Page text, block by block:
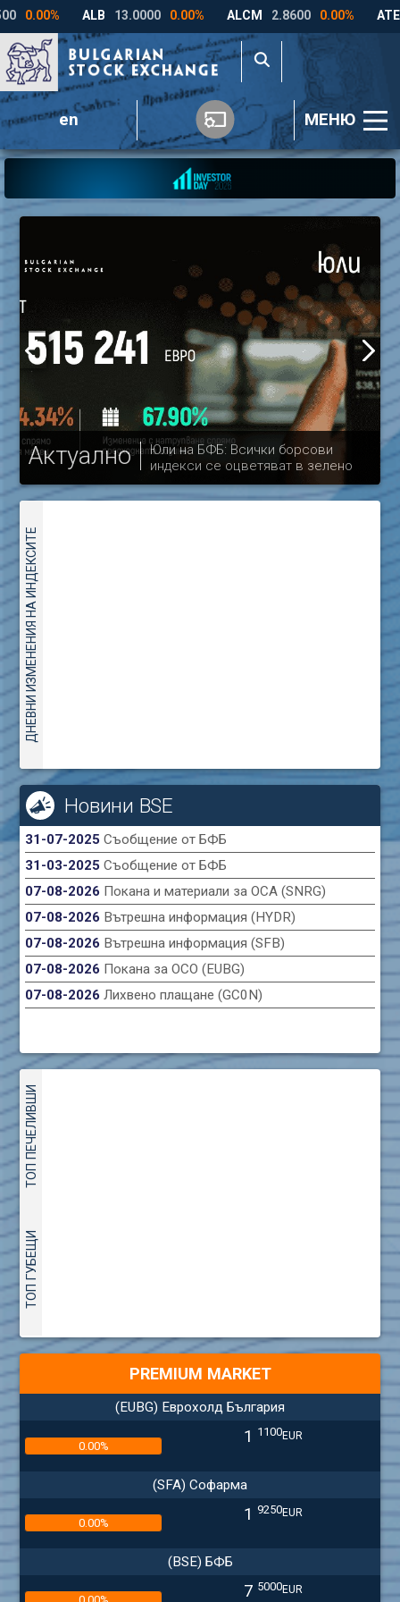
en МЕНЮ
Актуално
Юли на БФБ: Всички борсови
индекси се оцветяват в зелено
ДНЕВНИ ИЗМЕНЕНИЯ НА ИНДЕКСИТЕ
Новини BSE
31-07-2025Съобщение от БФБ
31-03-2025Съобщение от БФБ
07-08-2026 Покана и материали за ОСА (SNRG)
07-08-2026 Вътрешна информация (HYDR)
07-08-2026 Вътрешна информация (SFB)
07-08-2026 Покана за ОСО (EUBG)
07-08-2026Лихвено плащане (GC0N)
ТОП ПЕЧЕЛИВШИ
ТОП ГУБЕЩИ
PREMIUM MARKET
(EUBG) Еврохолд България
0.00% 1 1100EUR
(SFA) Софарма
0.00% 1 9250EUR
(BSE) БФБ
7 5000EUR